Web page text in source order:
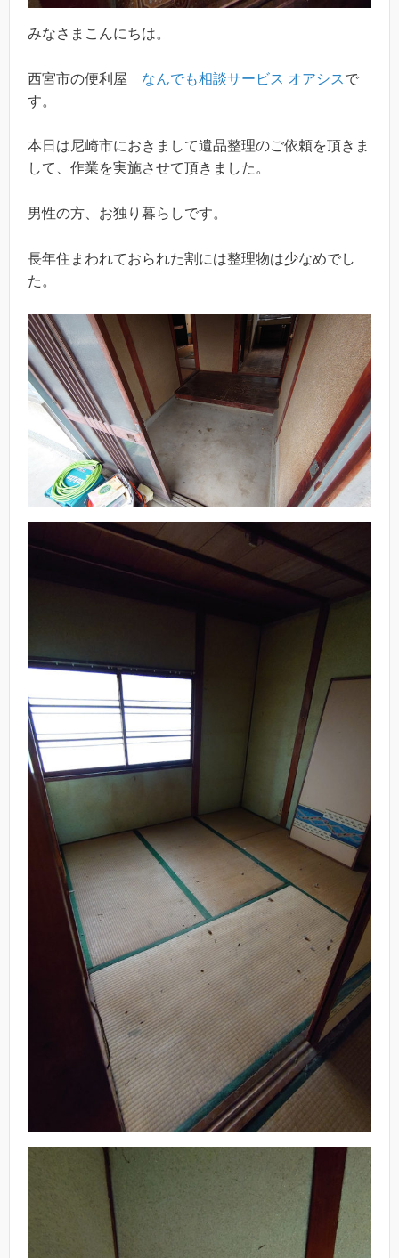
みなさまこんにちは。
西宮市の便利屋 なんでも相談サービス オアシスで
す。
本日は尼崎市におきまして遺品整理のご依頼を頂きま
して、作業を実施させて頂きました。
男性の方、お独り暮らしです。
長年住まわれておられた割には整理物は少なめでし
た。